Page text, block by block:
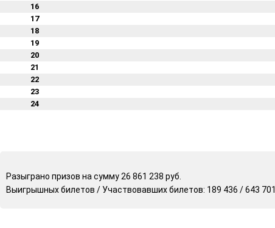
16
17
18
19
20
21
22
23
24
Разыграно призов на сумму 26 861 238 руб.
Выигрышных билетов / Участвовавших билетов: 189 436 / 643 701